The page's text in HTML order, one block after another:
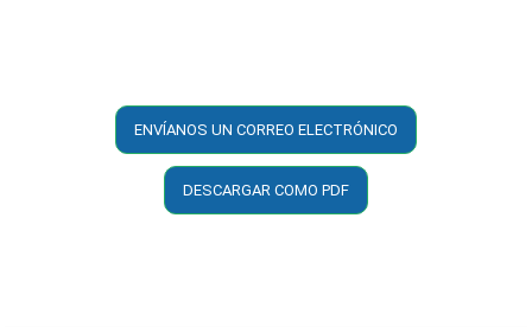
ENVÍANOS UN CORREO ELECTRÓNICO
DESCARGAR COMO PDF